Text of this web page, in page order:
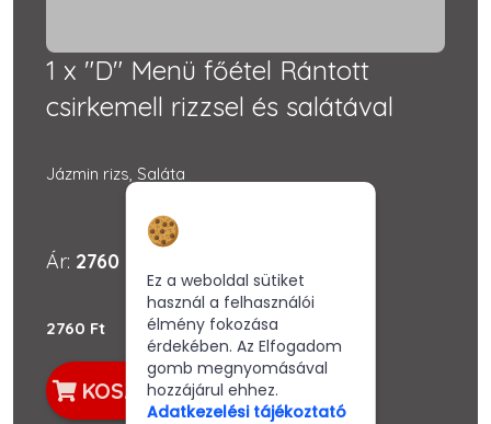
1 x "D" Menü főétel Rántott
csirkemell rizzsel és salátával
Jázmin rizs, Saláta
Ár: 2760 Ft
2760 Ft
KOSÁRBA
Ez a weboldal sütiket
használ a felhasználói
élmény fokozása
érdekében. Az Elfogadom
gomb megnyomásával
hozzájárul ehhez.
Adatkezelési tájékoztató